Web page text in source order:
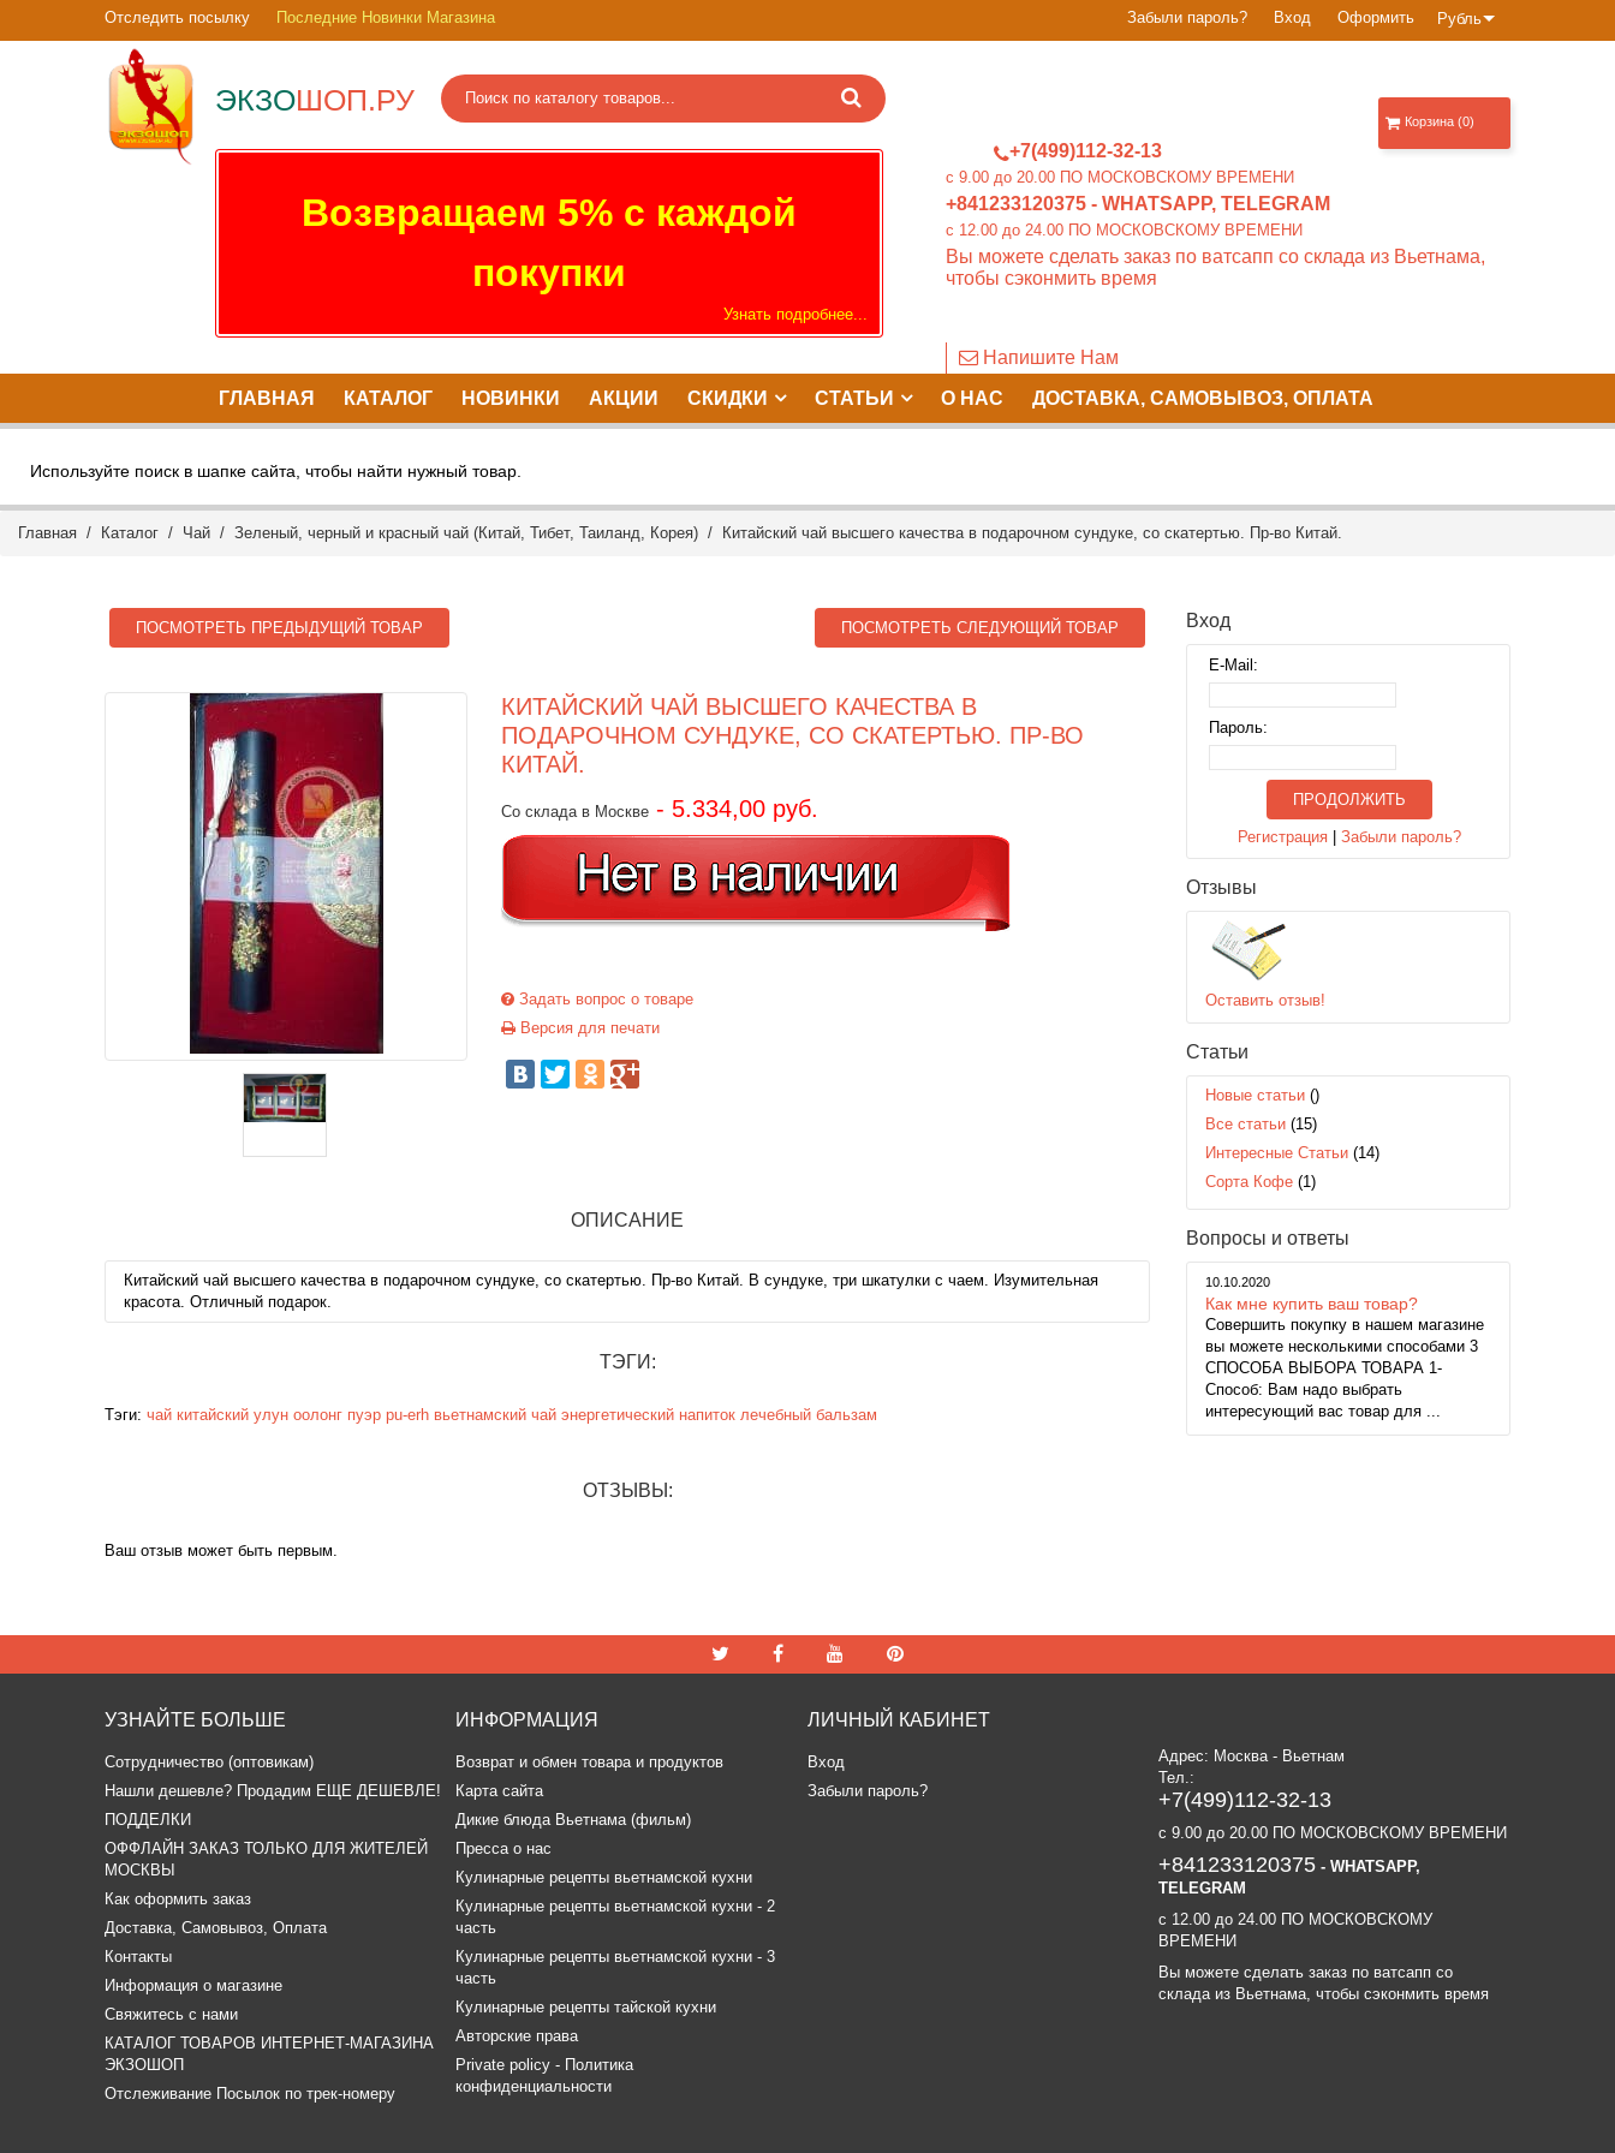
Рубль
Забыли пароль? Вход Оформить
Отследить посылку Последние Новинки Магазина
ЭКЗОШОП.РУ
+7(499)112-32-13
c 9.00 до 20.00 ПО МОСКОВСКОМУ ВРЕМЕНИ
+841233120375 - WHATSAPP, TELEGRAM
c 12.00 до 24.00 ПО МОСКОВСКОМУ ВРЕМЕНИ
Вы можете сделать заказ по ватсапп со склада из Вьетнама,
чтобы сэконмить время
Напишите Нам
Возвращаем 5% с каждой
покупки
Узнать подробнее...
Корзина (0)
ГЛАВНАЯ КАТАЛОГ НОВИНКИ АКЦИИ СКИДКИ СТАТЬИ О НАС ДОСТАВКА, САМОВЫВОЗ, ОПЛАТА
Используйте поиск в шапке сайта, чтобы найти нужный товар.
Главная / Каталог / Чай / Зеленый, черный и красный чай (Китай, Тибет, Таиланд, Корея) / Китайский чай высшего качества в подарочном сундуке, со скатертью. Пр-во Китай.
ПОСМОТРЕТЬ ПРЕДЫДУЩИЙ ТОВАР ПОСМОТРЕТЬ СЛЕДУЮЩИЙ ТОВАР
КИТАЙСКИЙ ЧАЙ ВЫСШЕГО КАЧЕСТВА В
ПОДАРОЧНОМ СУНДУКЕ, СО СКАТЕРТЬЮ. ПР-ВО
КИТАЙ.
Со склада в Москве - 5.334,00 руб.
Задать вопрос о товаре
Версия для печати
ОПИСАНИЕ
Китайский чай высшего качества в подарочном сундуке, со скатертью. Пр-во Китай. В сундуке, три шкатулки с чаем. Изумительная
красота. Отличный подарок.
ТЭГИ:
Тэги: чай китайский улун оолонг пуэр pu-erh вьетнамский чай энергетический напиток лечебный бальзам
ОТЗЫВЫ:
Ваш отзыв может быть первым.
Вход
E-Mail:
Пароль:
ПРОДОЛЖИТЬ
Регистрация |Забыли пароль?
Отзывы
Оставить отзыв!
Статьи
Новые статьи ()
Все статьи (15)
Интересные Статьи (14)
Сорта Кофе (1)
Вопросы и ответы
10.10.2020
Как мне купить ваш товар?
Совершить покупку в нашем магазине
вы можете несколькими способами 3
СПОСОБА ВЫБОРА ТОВАРА 1-
Способ: Вам надо выбрать
интересующий вас товар для ...
УЗНАЙТЕ БОЛЬШЕ
Сотрудничество (оптовикам)
​Нашли дешевле? Продадим ЕЩЕ ДЕШЕВЛЕ!
ПОДДЕЛКИ
ОФФЛАЙН ЗАКАЗ ТОЛЬКО ДЛЯ ЖИТЕЛЕЙ
МОСКВЫ
Как оформить заказ
Доставка, Самовывоз, Оплата
Контакты
Информация о магазине
Свяжитесь с нами
КАТАЛОГ ТОВАРОВ ИНТЕРНЕТ-МАГАЗИНА
ЭКЗОШОП
Отслеживание Посылок по трек-номеру
ИНФОРМАЦИЯ
Возврат и обмен товара и продуктов
Карта сайта
Дикие блюда Вьетнама (фильм)
Пресса о нас
Кулинарные рецепты вьетнамской кухни
Кулинарные рецепты вьетнамской кухни - 2
часть
Кулинарные рецепты вьетнамской кухни - 3
часть
Кулинарные рецепты тайской кухни
Авторские права
Private policy - Политика
конфиденциальности
ЛИЧНЫЙ КАБИНЕТ
Вход
Забыли пароль?
Адрес: Москва - Вьетнам
Тел.:
+7(499)112-32-13
c 9.00 до 20.00 ПО МОСКОВСКОМУ ВРЕМЕНИ
+841233120375- WHATSAPP,
TELEGRAM
c 12.00 до 24.00 ПО МОСКОВСКОМУ
ВРЕМЕНИ
Вы можете сделать заказ по ватсапп со
склада из Вьетнама, чтобы сэконмить время